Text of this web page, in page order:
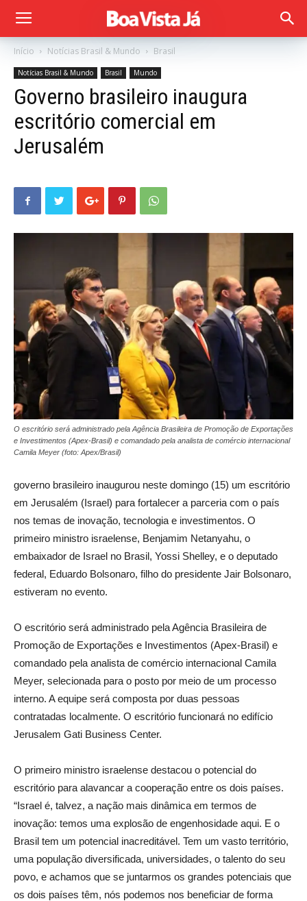
Início Notícias Brasil & Mundo Brasil
Notícias Brasil & Mundo Brasil Mundo
Governo brasileiro inaugura
escritório comercial em
Jerusalém
O escritório será administrado pela Agência Brasileira de Promoção de Exportações
e Investimentos (Apex-Brasil) e comandado pela analista de comércio internacional
Camila Meyer (foto: Apex/Brasil)
governo brasileiro inaugurou neste domingo (15) um escritório
em Jerusalém (Israel) para fortalecer a parceria com o país
nos temas de inovação, tecnologia e investimentos. O
primeiro ministro israelense, Benjamim Netanyahu, o
embaixador de Israel no Brasil, Yossi Shelley, e o deputado
federal, Eduardo Bolsonaro, filho do presidente Jair Bolsonaro,
estiveram no evento.
O escritório será administrado pela Agência Brasileira de
Promoção de Exportações e Investimentos (Apex-Brasil) e
comandado pela analista de comércio internacional Camila
Meyer, selecionada para o posto por meio de um processo
interno. A equipe será composta por duas pessoas
contratadas localmente. O escritório funcionará no edifício
Jerusalem Gati Business Center.
O primeiro ministro israelense destacou o potencial do
escritório para alavancar a cooperação entre os dois países.
“Israel é, talvez, a nação mais dinâmica em termos de
inovação: temos uma explosão de engenhosidade aqui. E o
Brasil tem um potencial inacreditável. Tem um vasto território,
uma população diversificada, universidades, o talento do seu
povo, e achamos que se juntarmos os grandes potenciais que
os dois países têm, nós podemos nos beneficiar de forma